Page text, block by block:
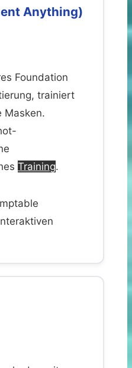
Anything)
Foundation
trainiert
Masken.
Training.